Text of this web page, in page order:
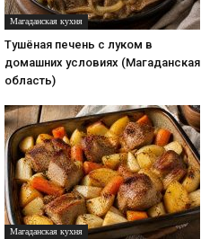
Магаданская кухня
Тушёная печень с луком в
домашних условиях (Магаданская
область)
Магаданская кухня